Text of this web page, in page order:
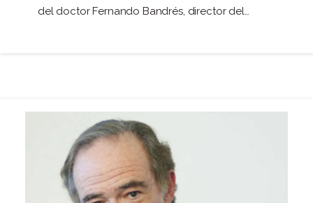
del doctor Fernando Bandrés, director del